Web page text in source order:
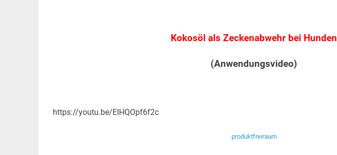
Kokosöl als Zeckenabwehr bei Hunden
(Anwendungsvideo)
https://youtu.be/EIHQOpf6f2c
produktfreiraum